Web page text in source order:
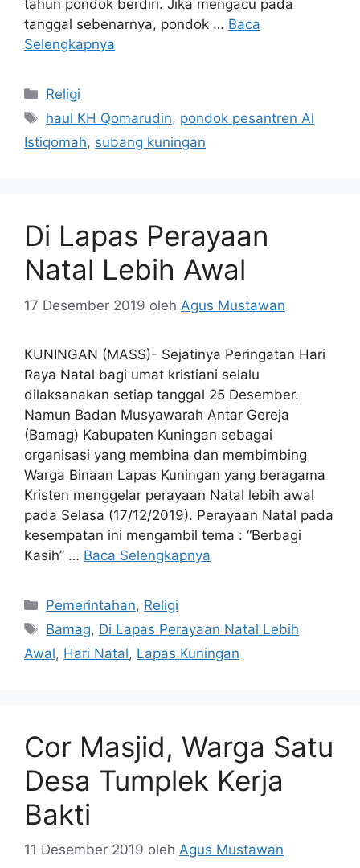
tahun pondok berdiri. Jika mengacu pada
tanggal sebenarnya, pondok … Baca
Selengkapnya
Kategori
Religi
Tag
haul KH Qomarudin, pondok pesantren Al
Istiqomah, subang kuningan
Di Lapas Perayaan
Natal Lebih Awal
17 Desember 2019 oleh Agus Mustawan
KUNINGAN (MASS)- Sejatinya Peringatan Hari
Raya Natal bagi umat kristiani selalu
dilaksanakan setiap tanggal 25 Desember.
Namun Badan Musyawarah Antar Gereja
(Bamag) Kabupaten Kuningan sebagai
organisasi yang membina dan membimbing
Warga Binaan Lapas Kuningan yang beragama
Kristen menggelar perayaan Natal lebih awal
pada Selasa (17/12/2019). Perayaan Natal pada
kesempatan ini mengambil tema : “Berbagi
Kasih” … Baca Selengkapnya
Kategori
Pemerintahan, Religi
Tag
Bamag, Di Lapas Perayaan Natal Lebih
Awal, Hari Natal, Lapas Kuningan
Cor Masjid, Warga Satu
Desa Tumplek Kerja
Bakti
11 Desember 2019 oleh Agus Mustawan